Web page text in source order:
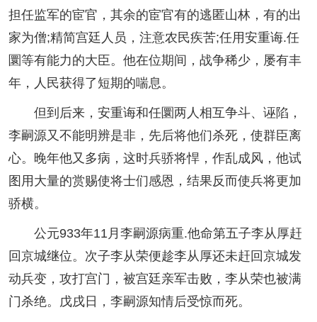
担任监军的宦官，其余的宦官有的逃匿山林，有的出
家为僧;精简宫廷人员，注意农民疾苦;任用安重诲.任
圜等有能力的大臣。他在位期间，战争稀少，屡有丰
年，人民获得了短期的喘息。
但到后来，安重诲和任圜两人相互争斗、诬陷，
李嗣源又不能明辨是非，先后将他们杀死，使群臣离
心。晚年他又多病，这时兵骄将悍，作乱成风，他试
图用大量的赏赐使将士们感恩，结果反而使兵将更加
骄横。
公元933年11月李嗣源病重.他命第五子李从厚赶
回京城继位。次子李从荣便趁李从厚还未赶回京城发
动兵变，攻打宫门，被宫廷亲军击败，李从荣也被满
门杀绝。戊戌日，李嗣源知情后受惊而死。